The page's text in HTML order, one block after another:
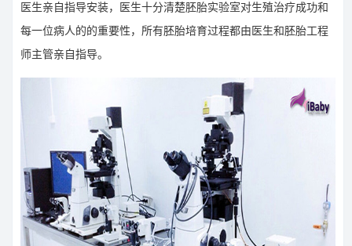
医生亲自指导安装，医生十分清楚胚胎实验室对生殖治疗成功和
每一位病人的的重要性，所有胚胎培育过程都由医生和胚胎工程
师主管亲自指导。